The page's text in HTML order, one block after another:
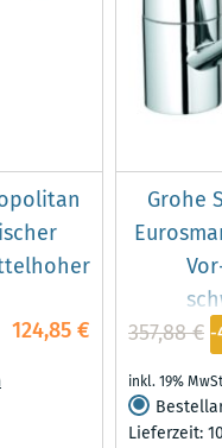
124,85 €
Grohe
357,88 € -
inkl. 19%
Lieferzeit: